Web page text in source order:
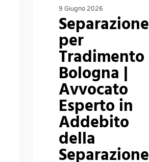
Addebito
Separazione
9 Giugno 2026
Separazione
per
Tradimento
Bologna |
Avvocato
Esperto in
Addebito
della
Separazione